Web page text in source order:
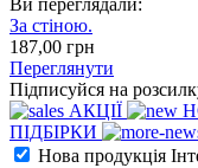
Ви переглядали:
За стіною.
187,00 грн
Переглянути
Підписуйся на
АКЦІЇ
ПІДБІРКИ
Нова продукція